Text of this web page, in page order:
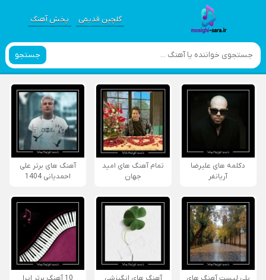
گلچین قدیمی پخش آهنگ
جستجو
دکلمه های علیرضا
آریانفر
تمام آهنگ های امید
جهان
آهنگ های برتر علی
احمدیانی 1404